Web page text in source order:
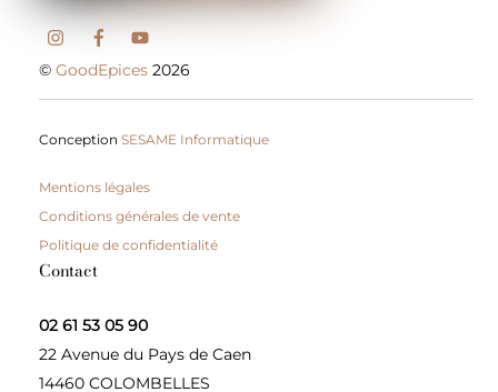
©GoodEpices 2026
ConceptionSESAME Informatique
Mentions légales
Conditions générales de vente
Politique de confidentialité
Contact
02 61 53 05 90
22 Avenue du Pays de Caen
14460 COLOMBELLES